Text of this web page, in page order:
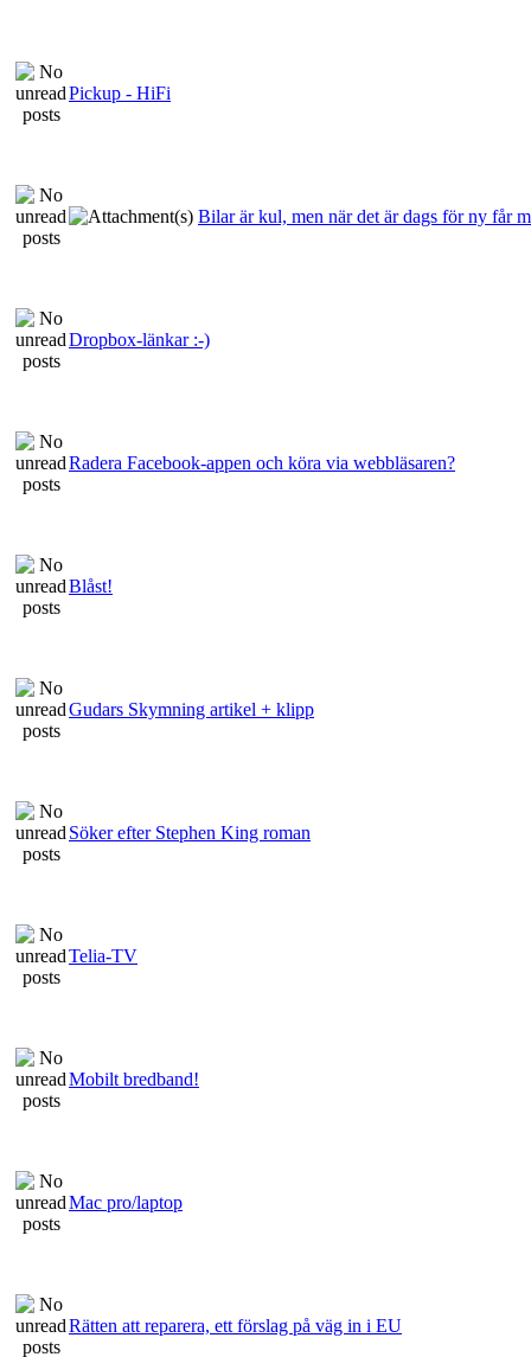
Pickup - HiFi
Bilar är kul, men när det är dags för ny får
Dropbox-länkar :-)
Radera Facebook-appen och köra via webbläsaren?
Blåst!
Gudars Skymning artikel + klipp
Söker efter Stephen King roman
Telia-TV
Mobilt bredband!
Mac pro/laptop
Rätten att reparera, ett förslag på väg in i EU